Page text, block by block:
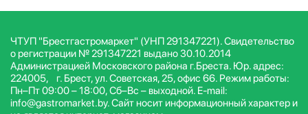
ЧТУП "Брестгастромаркет" (УНП 291347221). Свидетельство
о регистрации № 291347221 выдано 30.10.2014
Администрацией Московского района г.Бреста. Юр. адрес:
224005, г. Брест, ул. Советская, 25, офис 66. Режим работы:
Пн–Пт 09:00 – 18:00, Сб–Вс – выходной. E-mail:
info@gastromarket.by. Сайт носит информационный характер и